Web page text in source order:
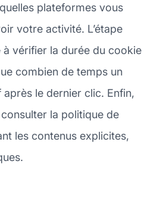
plateformes vous
votre activité. L’étape
à vérifier la durée du cookie
combien de temps un
le dernier clic. Enfin,
la politique de
les contenus explicites,